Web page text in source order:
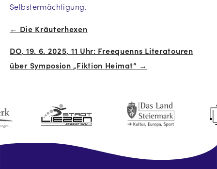
Selbstermächtigung.
Beitrags-
Navigation
← Die Kräuterhexen
DO, 19. 6. 2025, 11 Uhr: Freequenns Literatouren
über Symposion „Fiktion Heimat“ →